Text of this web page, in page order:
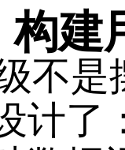
构建
不
计了